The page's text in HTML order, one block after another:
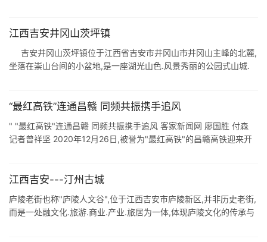
江西吉安井冈山茨坪镇
吉安井冈山茨坪镇位于江西省吉安市井冈山市井冈山主峰的北麓,
坐落在崇山台间的小盆地,是一座湖光山色.风景秀丽的公园式山城.
“最红高铁”连通昌赣 同频共振携手追风
" "最红高铁"连通昌赣 同频共振携手追风 客家新闻网 廖国胜 付森
记者曾祥坚 2020年12月26日,被誉为"最红高铁"的昌赣高铁迎来开
江西吉安---汀州古城
庐陵老街也称"庐陵人文谷",位于江西吉安市庐陵新区,并非历史老街,
而是一处融文化.旅游.商业.产业.旅居为一体,体现庐陵文化的传承与